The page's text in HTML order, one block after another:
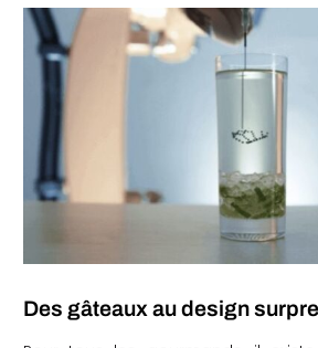
Des gâteaux au design